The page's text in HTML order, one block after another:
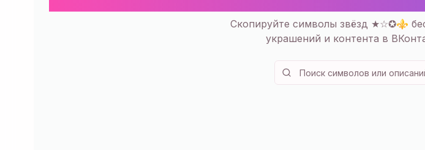
Скопируйте символы звёзд ★☆✪⚜
украшений и контента в